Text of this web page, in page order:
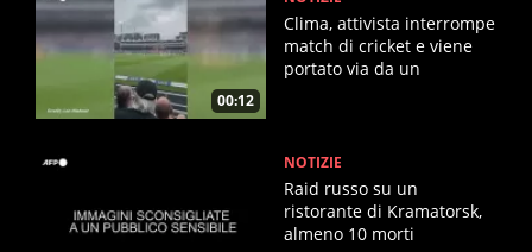
00:12
Clima, attivista interrompe
match di cricket e viene
portato via da un
NOTIZIE
Raid russo su un
ristorante di Kramatorsk,
almeno 10 morti